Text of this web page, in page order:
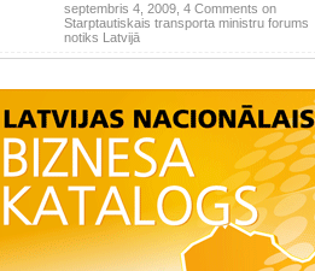
septembris 4, 2009, 4 Comments on
Starptautiskais transporta ministru forums
notiks Latvijā